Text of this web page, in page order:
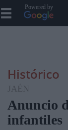
Powered by
Histórico
JAÉN
Anuncio
infantiles